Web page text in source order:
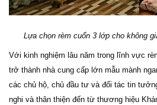
Lựa chọn rèm cuốn 3 lớp cho không
Với kinh nghiệm lâu năm trong lĩnh vực
trở thành nhà cung cấp lớn mẫu mành
các chủ hộ, chủ đầu tư và đối tác tin
nghi và thân thiện đến từ thương hiệu